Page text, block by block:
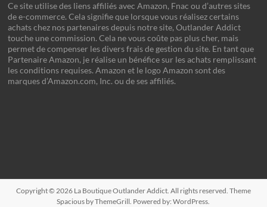
Ce site utilise des liens affiliés avec Amazon, Fnac ou d’autres sites
de e-commerce. Cela signifie que lorsque vous réalisez certains
achats chez nos partenaires depuis notre site, Outlander Addict
touche une commission. Cela ne vous coûte pas plus cher, mais
permet de compenser les divers frais de gestion du site. En tant que
Partenaire Amazon, je réalise un bénéfice sur les achats remplissant
les conditions requises. Amazon et le logo Amazon sont des
marques d’Amazon.com, Inc. ou de ses affiliés.
Copyright © 2026 La Boutique Outlander Addict. All rights reserved. Theme
Spacious by ThemeGrill. Powered by:WordPress.